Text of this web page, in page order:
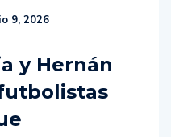
9, 2026
y Hernán